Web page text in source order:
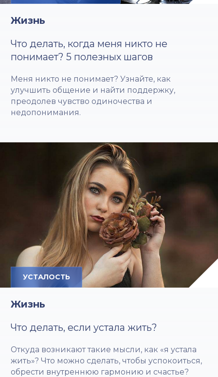
Жизнь
Что делать, когда меня никто не
понимает? 5 полезных шагов
Меня никто не понимает? Узнайте, как
улучшить общение и найти поддержку,
преодолев чувство одиночества и
недопонимания.
УСТАЛОСТЬ
Жизнь
Что делать, если устала жить?
Откуда возникают такие мысли, как «я устала
жить»? Что можно сделать, чтобы успокоиться,
обрести внутреннюю гармонию и счастье?